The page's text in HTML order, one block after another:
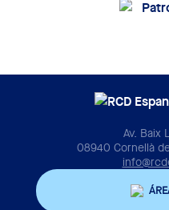
Av. Baix
08940 Cornellà